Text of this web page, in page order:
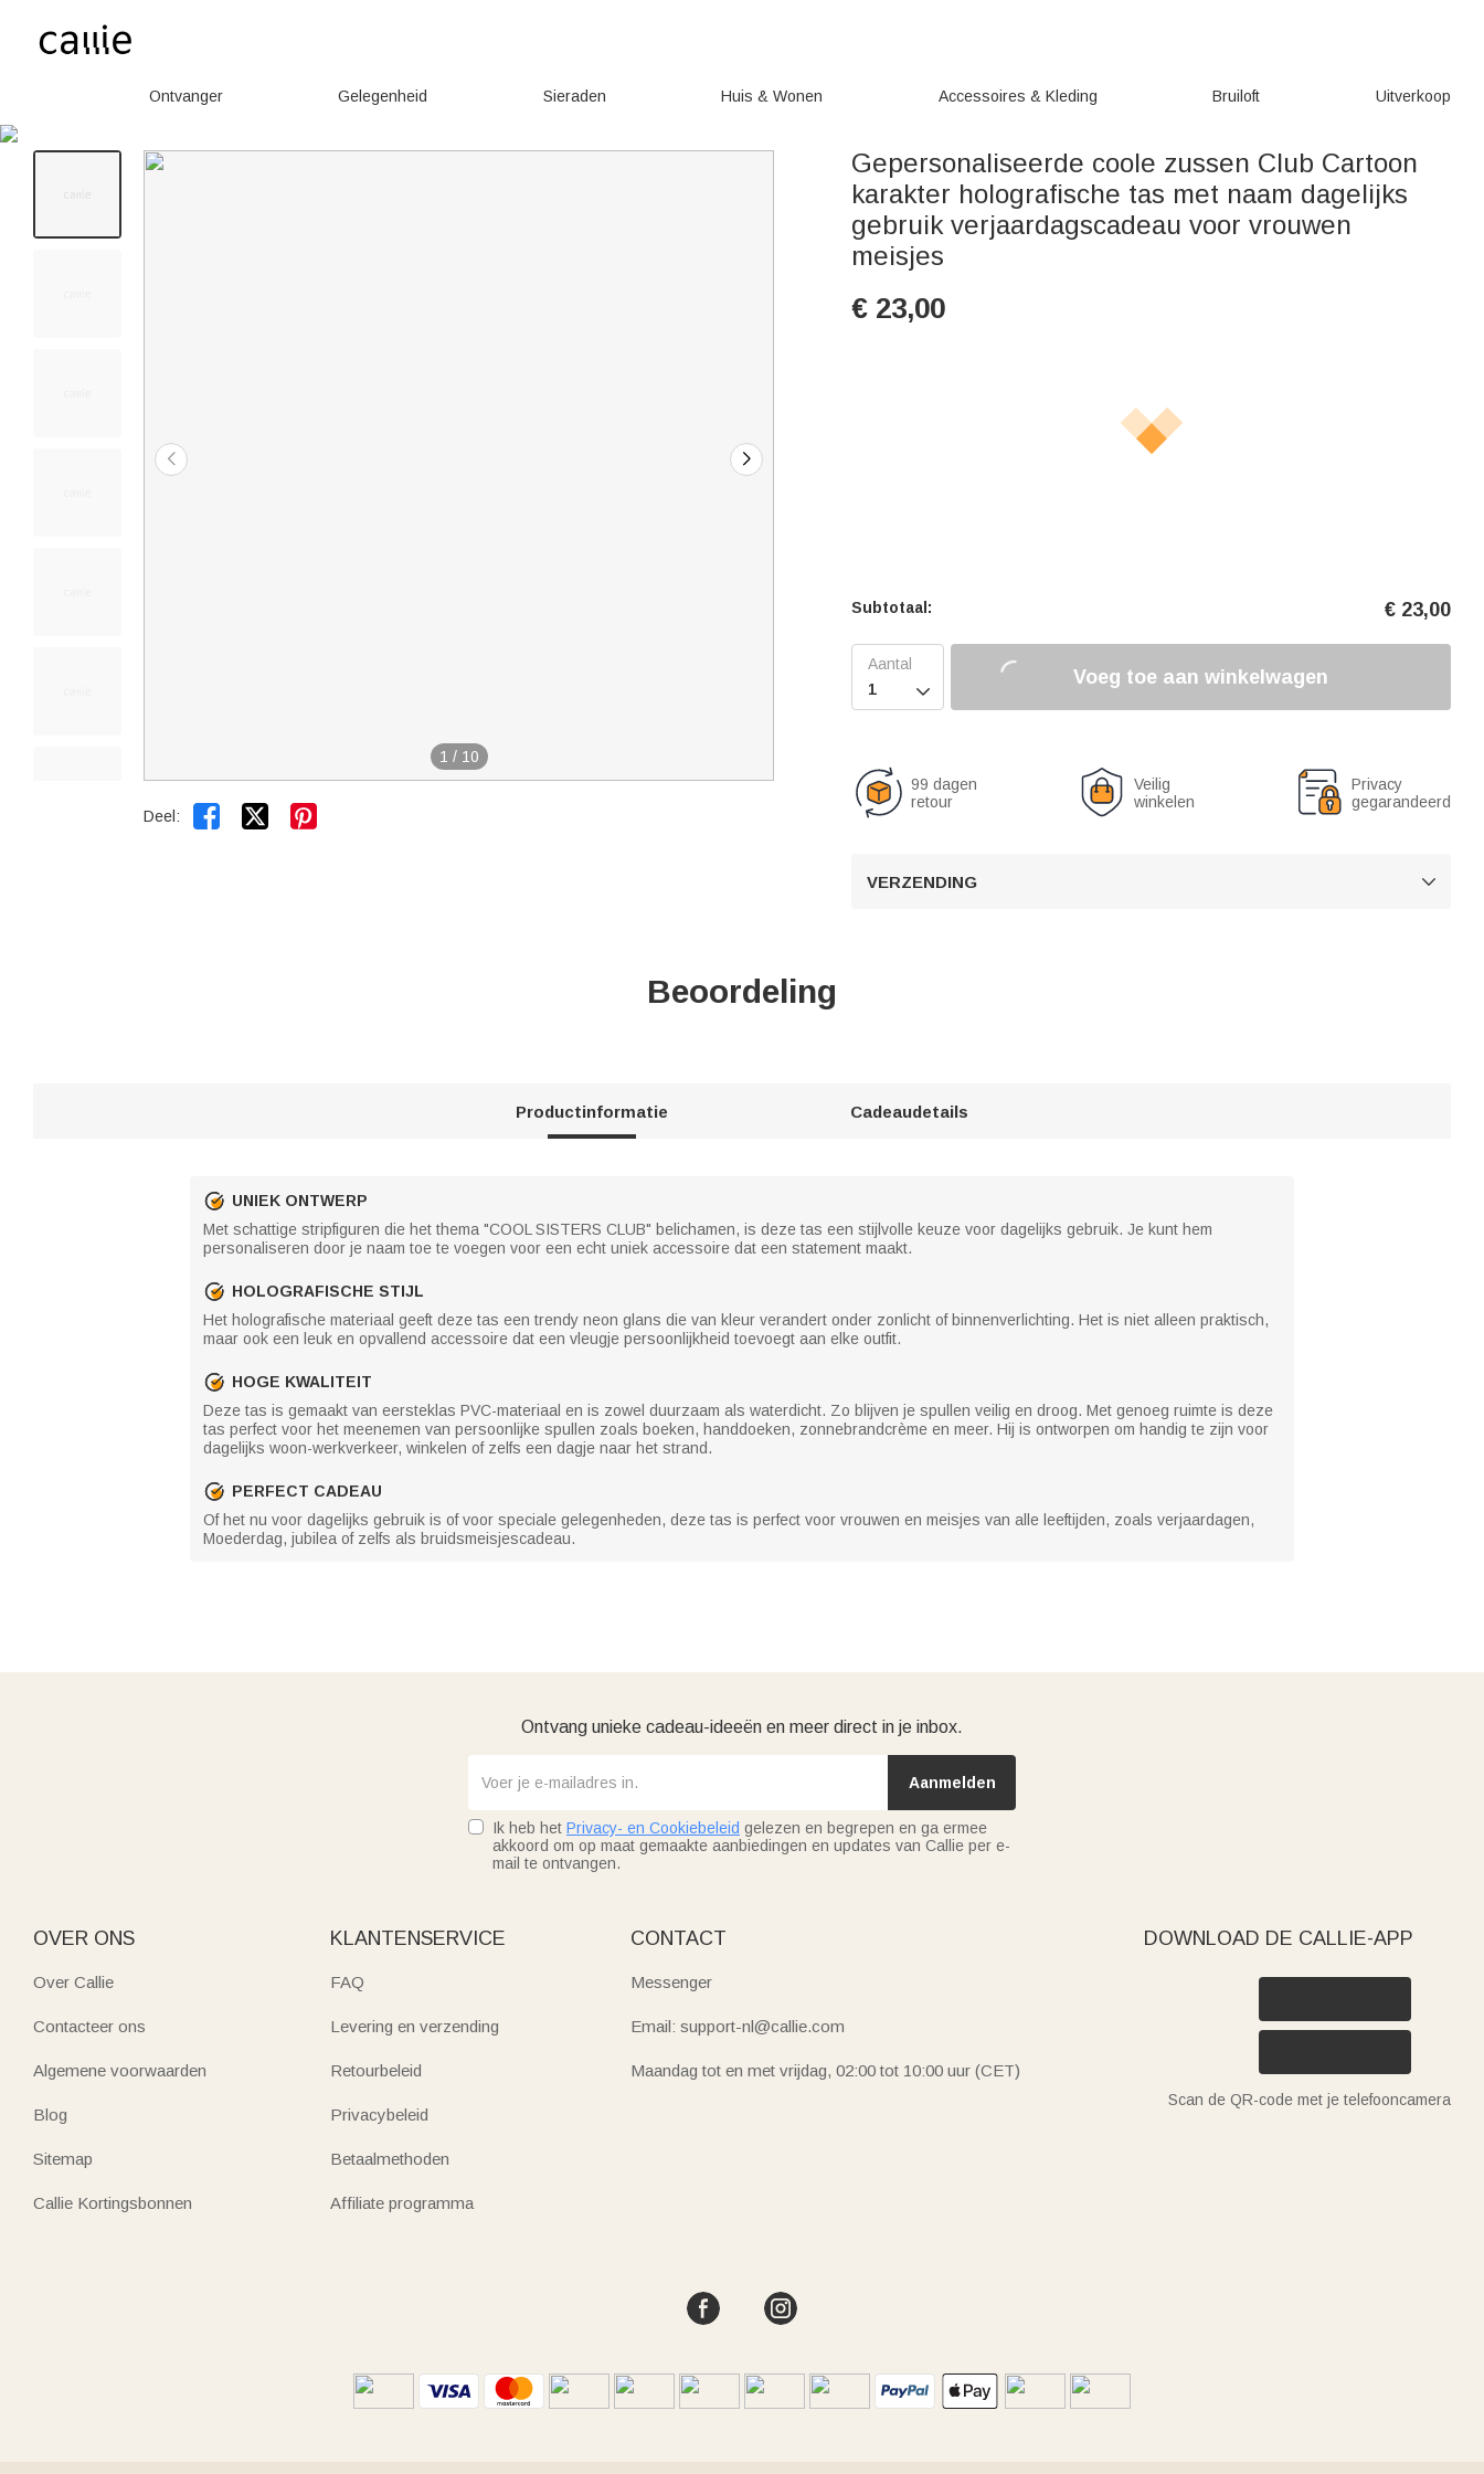
Ontvanger Gelegenheid Sieraden Huis & Wonen Accessoires & Kleding Bruiloft Uitverkoop
1 / 10
Deel:  
Gepersonaliseerde coole zussen Club Cartoon
karakter holografische tas met naam dagelijks
gebruik verjaardagscadeau voor vrouwen
meisjes
€ 23,00
Subtotaal: € 23,00

Voeg toe aan winkelwagen
99 dagen
retour
Veilig
winkelen
Privacy
gegarandeerd
VERZENDING 
Beoordeling
Productinformatie Cadeaudetails
UNIEK ONTWERP
Met schattige stripfiguren die het thema "COOL SISTERS CLUB" belichamen, is deze tas een stijlvolle keuze voor dagelijks gebruik. Je kunt hem
personaliseren door je naam toe te voegen voor een echt uniek accessoire dat een statement maakt.
HOLOGRAFISCHE STIJL
Het holografische materiaal geeft deze tas een trendy neon glans die van kleur verandert onder zonlicht of binnenverlichting. Het is niet alleen praktisch,
maar ook een leuk en opvallend accessoire dat een vleugje persoonlijkheid toevoegt aan elke outfit.
HOGE KWALITEIT
Deze tas is gemaakt van eersteklas PVC-materiaal en is zowel duurzaam als waterdicht. Zo blijven je spullen veilig en droog. Met genoeg ruimte is deze
tas perfect voor het meenemen van persoonlijke spullen zoals boeken, handdoeken, zonnebrandcrème en meer. Hij is ontworpen om handig te zijn voor
dagelijks woon-werkverkeer, winkelen of zelfs een dagje naar het strand.
PERFECT CADEAU
Of het nu voor dagelijks gebruik is of voor speciale gelegenheden, deze tas is perfect voor vrouwen en meisjes van alle leeftijden, zoals verjaardagen,
Moederdag, jubilea of zelfs als bruidsmeisjescadeau.
Ontvang unieke cadeau-ideeën en meer direct in je inbox.
Aanmelden
Ik heb het Privacy- en Cookiebeleid gelezen en begrepen en ga ermee
akkoord om op maat gemaakte aanbiedingen en updates van Callie per e-
mail te ontvangen.
OVER ONS
Over Callie
Contacteer ons
Algemene voorwaarden
Blog
Sitemap
Callie Kortingsbonnen
KLANTENSERVICE
FAQ
Levering en verzending
Retourbeleid
Privacybeleid
Betaalmethoden
Affiliate programma
CONTACT
Messenger
Email: support-nl@callie.com
Maandag tot en met vrijdag, 02:00 tot 10:00 uur (CET)
DOWNLOAD DE CALLIE-APP
Scan de QR-code met je telefooncamera